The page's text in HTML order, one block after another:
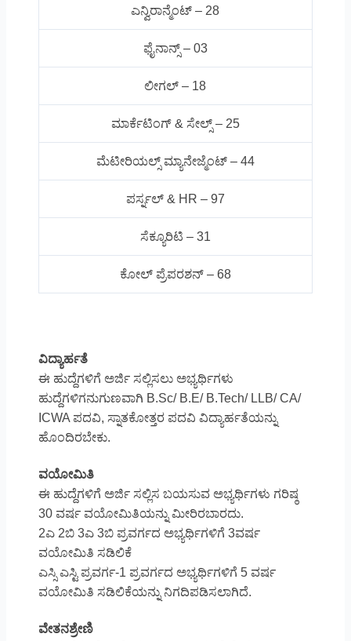
ಎನ್ವಿರಾನ್ಮೆಂಟ್ – 28
ಫೈನಾನ್ಸ್ – 03
ಲೀಗಲ್ – 18
ಮಾರ್ಕೆಟಿಂಗ್ & ಸೇಲ್ಸ್ – 25
ಮೆಟೀರಿಯಲ್ಸ್ ಮ್ಯಾನೇಜ್ಮೆಂಟ್ – 44
ಪರ್ಸ್ನಲ್ & HR – 97
ಸೆಕ್ಯೂರಿಟಿ – 31
ಕೋಲ್ ಪ್ರೆಪರಶನ್ – 68
ವಿದ್ಯಾರ್ಹತೆ
ಈ ಹುದ್ದೆಗಳಿಗೆ ಅರ್ಜಿ ಸಲ್ಲಿಸಲು ಅಭ್ಯರ್ಥಿಗಳು
ಹುದ್ದೆಗಳಿಗನುಗುಣವಾಗಿ B.Sc/ B.E/ B.Tech/ LLB/ CA/
ICWA ಪದವಿ, ಸ್ನಾತಕೋತ್ತರ ಪದವಿ ವಿದ್ಯಾರ್ಹತೆಯನ್ನು
ಹೊಂದಿರಬೇಕು.
ವಯೋಮಿತಿ
ಈ ಹುದ್ದೆಗಳಿಗೆ ಅರ್ಜಿ ಸಲ್ಲಿಸ ಬಯಸುವ ಅಭ್ಯರ್ಥಿಗಳು ಗರಿಷ್ಠ
30 ವರ್ಷ ವಯೋಮಿತಿಯನ್ನು ಮೀರಿರಬಾರದು.
2ಎ 2ಬಿ 3ಎ 3ಬಿ ಪ್ರವರ್ಗದ ಅಭ್ಯರ್ಥಿಗಳಿಗೆ 3ವರ್ಷ
ವಯೋಮಿತಿ ಸಡಿಲಿಕೆ
ಎಸ್ಸಿ ಎಸ್ಟಿ ಪ್ರವರ್ಗ-1 ಪ್ರವರ್ಗದ ಅಭ್ಯರ್ಥಿಗಳಿಗೆ 5 ವರ್ಷ
ವಯೋಮಿತಿ ಸಡಿಲಿಕೆಯನ್ನು ನಿಗದಿಪಡಿಸಲಾಗಿದೆ.
ವೇತನಶ್ರೇಣಿ